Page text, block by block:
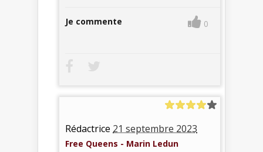
Je commente 0
Rédactrice 21 septembre 2023
Free Queens - Marin Ledun